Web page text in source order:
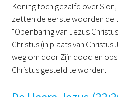
Koning toch gezalfd over Sion,
zetten de eerste woorden de
“Openbaring van Jezus
Christus (in plaats van
weg om door Zijn dood en
Christus gesteld te worden.